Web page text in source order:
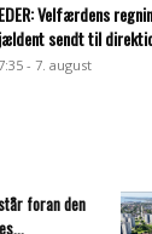
Velfærdens
sendt til
- 7. august
foran den